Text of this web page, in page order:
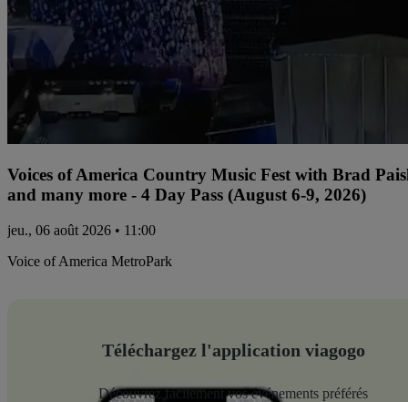
Voices of America Country Music Fest with Brad
and many more - 4 Day Pass (August 6-9, 2026)
jeu., 06 août 2026 • 11:00
Voice of America MetroPark
Téléchargez l'application viagogo
Découvrez facilement vos événements préférés